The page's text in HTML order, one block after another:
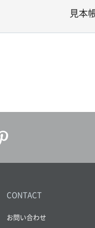
見本
CONTACT
お問い合わせ